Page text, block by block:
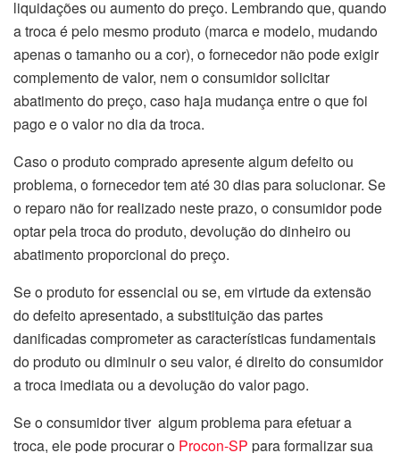
liquidações ou aumento do preço. Lembrando que, quando
a troca é pelo mesmo produto (marca e modelo, mudando
apenas o tamanho ou a cor), o fornecedor não pode exigir
complemento de valor, nem o consumidor solicitar
abatimento do preço, caso haja mudança entre o que foi
pago e o valor no dia da troca.
Caso o produto comprado apresente algum defeito ou
problema, o fornecedor tem até 30 dias para solucionar. Se
o reparo não for realizado neste prazo, o consumidor pode
optar pela troca do produto, devolução do dinheiro ou
abatimento proporcional do preço.
Se o produto for essencial ou se, em virtude da extensão
do defeito apresentado, a substituição das partes
danificadas comprometer as características fundamentais
do produto ou diminuir o seu valor, é direito do consumidor
a troca imediata ou a devolução do valor pago.
Se o consumidor tiver algum problema para efetuar a
troca, ele pode procurar o Procon-SP para formalizar sua